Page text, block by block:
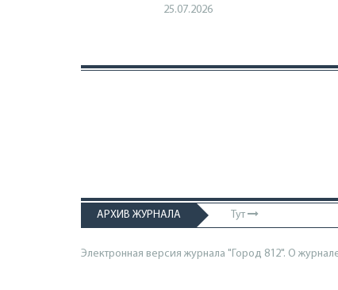
25.07.2026
АРХИВ ЖУРНАЛА Тут
Электронная версия журнала "Город 812". О